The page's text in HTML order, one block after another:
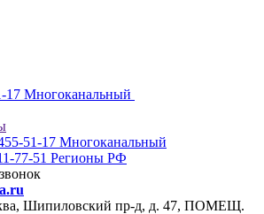
17 Многоканальный
51-17 Многоканальный
77-51 Регионы РФ
Шипиловский пр-д, д. 47, ПОМЕЩ.